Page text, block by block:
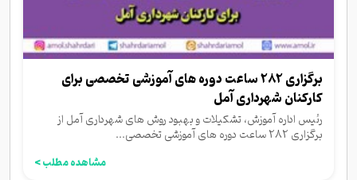
برگزاری 282 ساعت دوره های آموزشی تخصصی برای
کارکنان شهرداری آمل
رئیس اداره آموزش، تشکیلات و بهبود روش های شهرداری آمل از
برگزاری 282 ساعت دوره های آموزشی تخصصی...
مشاهده مطلب >